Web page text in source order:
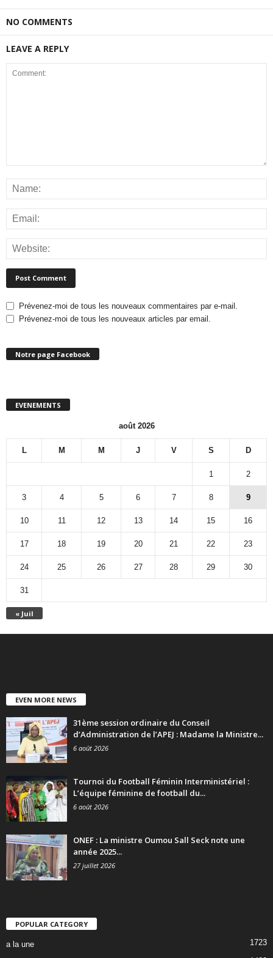
NO COMMENTS
LEAVE A REPLY
Prévenez-moi de tous les nouveaux commentaires par e-mail.
Prévenez-moi de tous les nouveaux articles par email.
Notre page Facebook
EVENEMENTS
août 2026
L M M J V S D
« Juil
1 2
3 4 5 6 7 8 9
10 11 12 13 14 15 16
17 18 19 20 21 22 23
24 25 26 27 28 29 30
31
EVEN MORE NEWS
31ème session ordinaire du Conseil
d’Administration de l’APEJ : Madame la Ministre...
6 août 2026
Tournoi du Football Féminin Interministériel :
L’équipe féminine de football du...
6 août 2026
ONEF : La ministre Oumou Sall Seck note une
année 2025...
27 juillet 2026
POPULAR CATEGORY
a la une
1723